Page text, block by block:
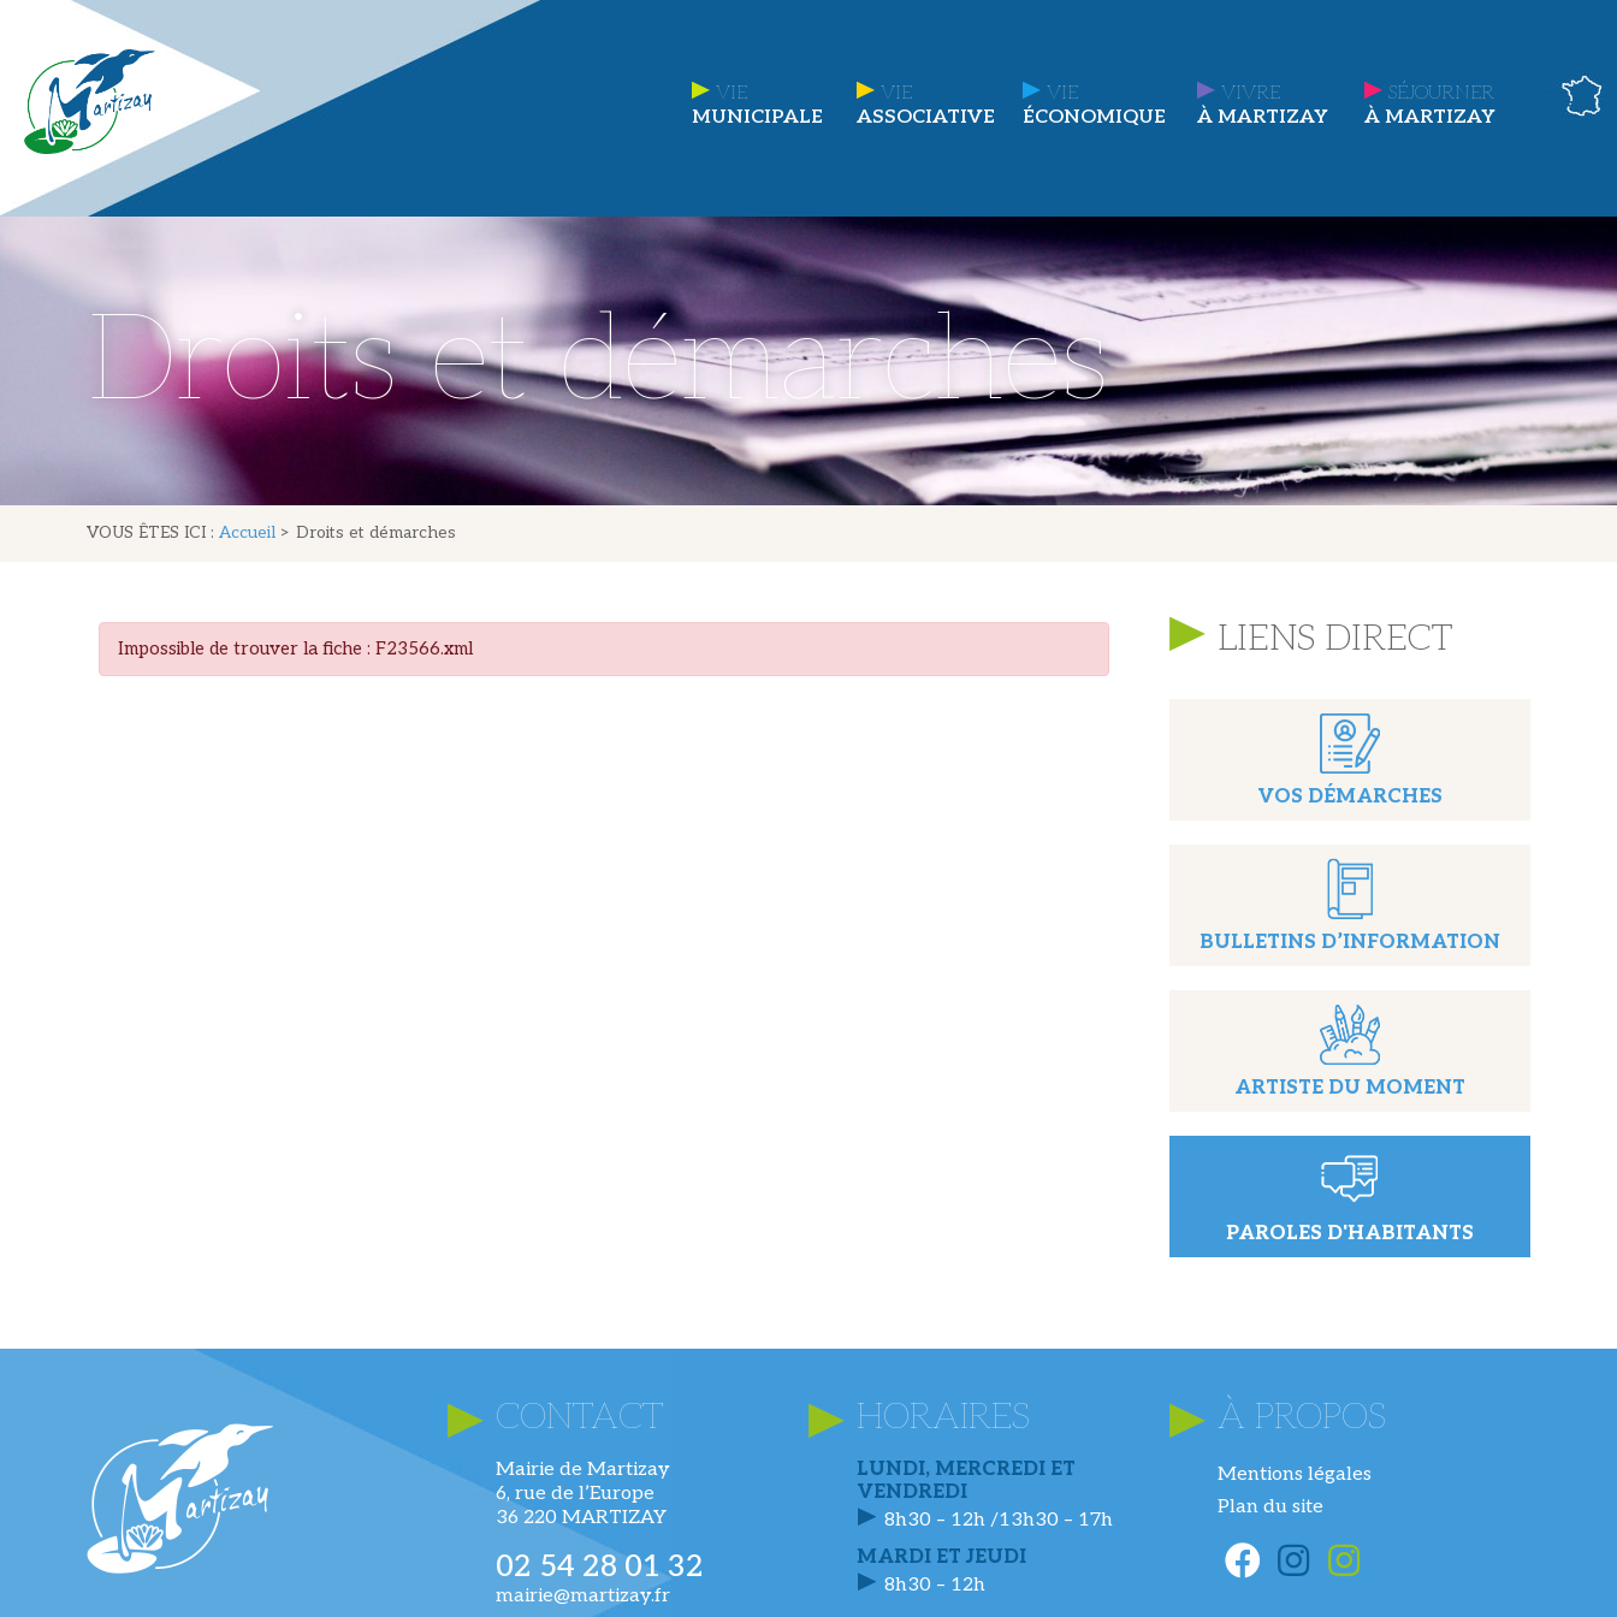
VIE
MUNICIPALE
VIE
ASSOCIATIVE
VIE
ÉCONOMIQUE
VIVRE
À MARTIZAY
SÉJOURNER
À MARTIZAY
Droits et démarches
VOUS ÊTES ICI : Accueil > Droits et démarches
Impossible de trouver la fiche : F23566.xml LIENS DIRECT
VOS DÉMARCHES
BULLETINS D’INFORMATION
ARTISTE DU MOMENT
PAROLES D'HABITANTS
CONTACT
Mairie de Martizay
6, rue de l’Europe
36 220 MARTIZAY
02 54 28 01 32
mairie@martizay.fr
HORAIRES
LUNDI, MERCREDI ET
VENDREDI
8h30 – 12h /13h30 – 17h
MARDI ET JEUDI
8h30 – 12h
À PROPOS
Mentions légales
Plan du site